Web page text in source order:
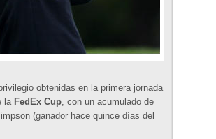
obtenidas en la primera jornada
laFedEx Cup, con un acumulado de
(ganador hace quince días del